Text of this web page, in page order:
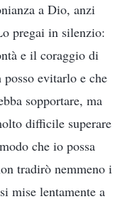
a Dio, anzi
pregai in silenzio:
e il coraggio di
evitarlo e che
sopportare, ma
difficile superare
che io possa
tradirò nemmeno i
mise lentamente a